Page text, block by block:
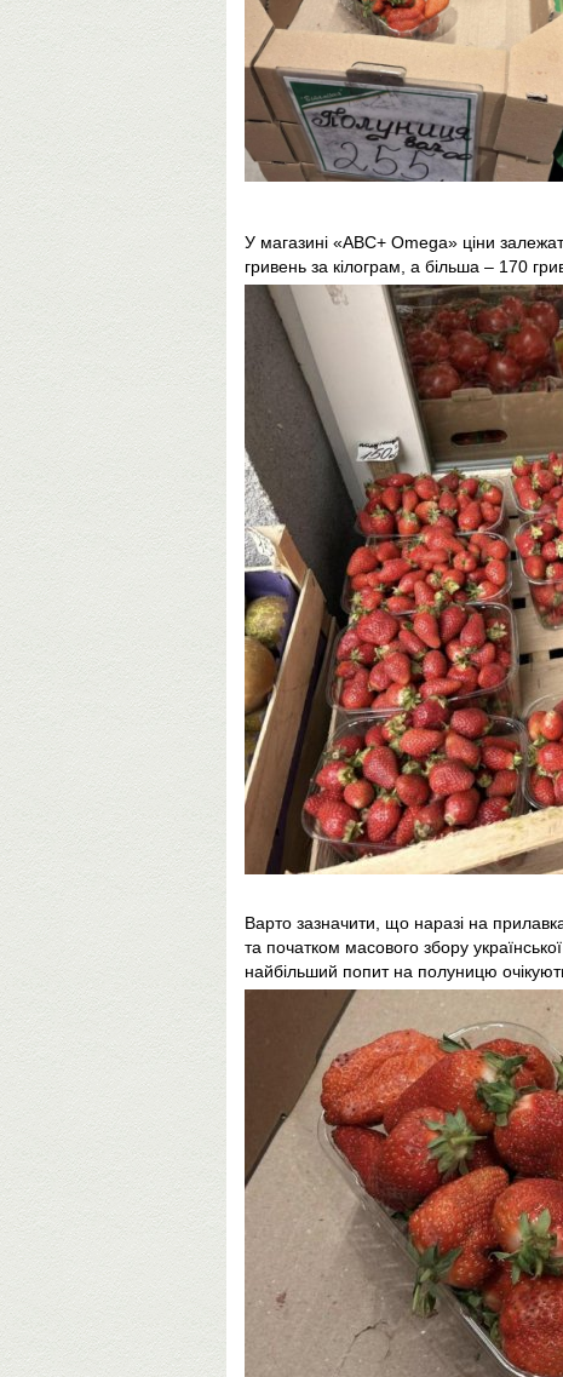
У магазині «ABC+ Omega» ціни
гривень за кілограм, а більша – 170
Варто зазначити, що наразі на
та початком масового збору
найбільший попит на полуницю